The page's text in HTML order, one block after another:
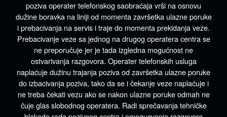
poziva operater telefonskog saobraćaja vrši na osnovu
dužine boravka na liniji od momenta završetka ulazne poruke
i prebacivanja na servis i traje do momenta prekidanja veze.
Prebacivanje veze sa jednog na drugog operatera centra se
ne preporučuje jer je tada izgledna mogućnost ne
ostvarivanja razgovora. Operater telefonskih usluga
naplaćuje dužinu trajanja poziva od završetka ulazne poruke
do izbacivanja poziva, tako da se i čekanje veze naplaćuje i
ne treba čekati vezu ako se nakon ulazne poruke odmah ne
čuje glas slobodnog operatera. Radi sprečavanja tehničke